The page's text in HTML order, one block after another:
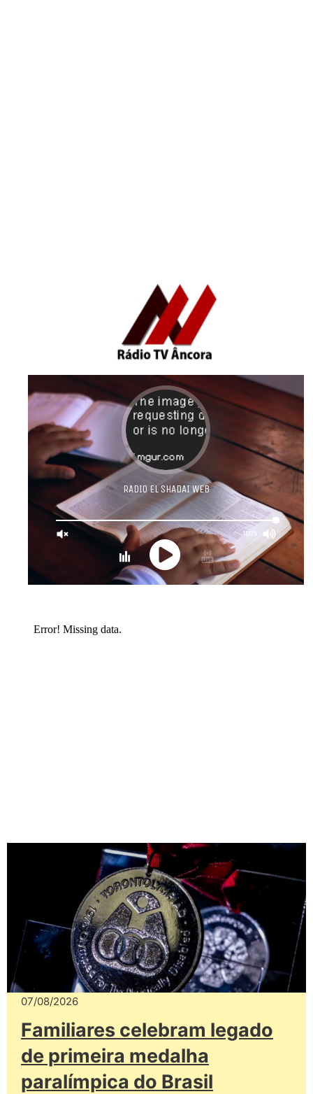
07/08/2026
Familiares celebram legado
de primeira medalha
paralímpica do Brasil